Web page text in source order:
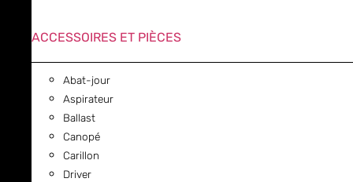
ACCESSOIRES ET PIÈCES
Abat-jour
Aspirateur
Ballast
Canopé
Carillon
Driver